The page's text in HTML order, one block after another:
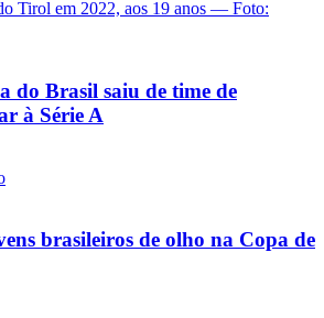
do Brasil saiu de time de
à Série A
brasileiros de olho na Copa de